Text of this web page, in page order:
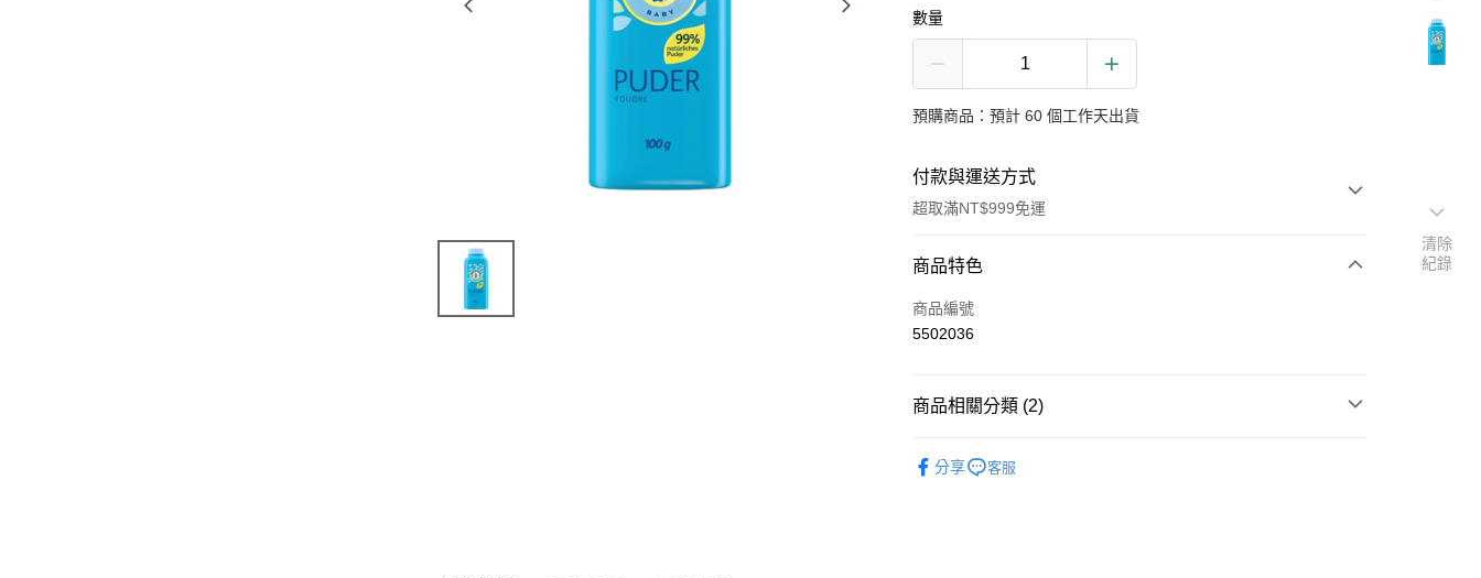
數量
預購商品：預計 60 個工作天出貨
付款與運送方式
超取滿NT$999免運
付款方式
信用卡一次付款
街口支付
商品特色
商品編號
5502036
商品相關分類 (2)
分享 客服
清除
紀錄